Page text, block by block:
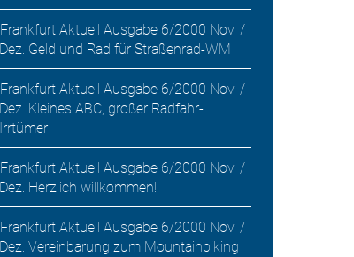
Frankfurt Aktuell Ausgabe 6/2000 Nov. /
Dez. Geld und Rad für Straßenrad-WM
Frankfurt Aktuell Ausgabe 6/2000 Nov. /
Dez. Kleines ABC, großer Radfahr-
Irrtümer
Frankfurt Aktuell Ausgabe 6/2000 Nov. /
Dez. Herzlich willkommen!
Frankfurt Aktuell Ausgabe 6/2000 Nov. /
Dez. Vereinbarung zum Mountainbiking